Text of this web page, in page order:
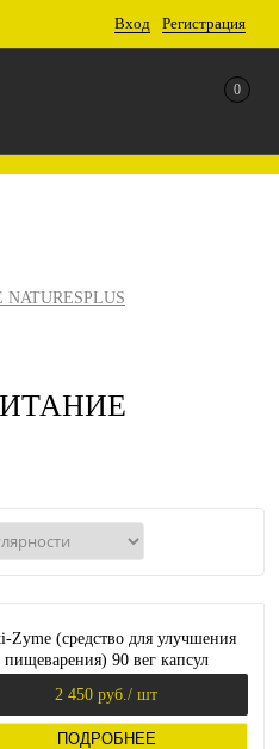
Вход Регистрация
0
Zyme (средство для улучшения
пищеварения) 90 вег капсул
2 450 руб. / шт
ПОДРОБНЕЕ